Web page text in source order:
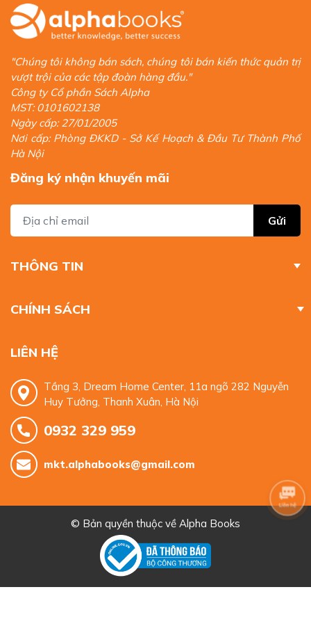
"Chúng tôi không bán sách, chúng tôi bán kiến thức quản trị
vượt trội của các tập đoàn hàng đầu."
Công ty Cổ phần Sách Alpha
MST: 0101602138
Ngày cấp: 27/01/2005
Nơi cấp: Phòng ĐKKD - Sở Kế Hoạch & Đầu Tư Thành Phố
Hà Nội
Đăng ký nhận khuyến mãi
Gửi
THÔNG TIN
CHÍNH SÁCH
LIÊN HỆ
Tầng 3, Dream Home Center, 11a ngõ 282 Nguyễn
Huy Tưởng, Thanh Xuân, Hà Nội
0932 329 959
mkt.alphabooks@gmail.com
© Bản quyền thuộc về Alpha Books